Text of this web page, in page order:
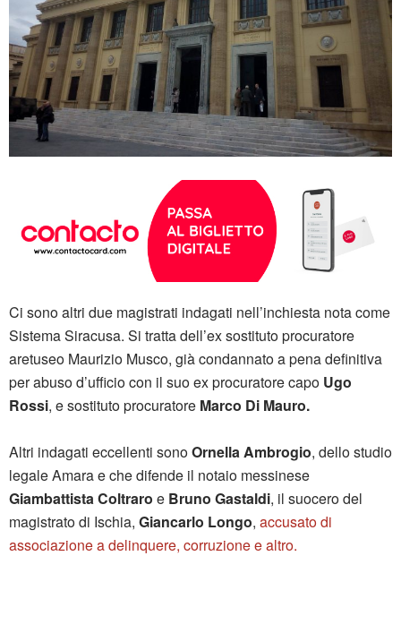
Ci sono altri due magistrati indagati nell’inchiesta nota come
Sistema Siracusa. Si tratta dell’ex sostituto procuratore
aretuseo Maurizio Musco, già condannato a pena definitiva
per abuso d’ufficio con il suo ex procuratore capo Ugo
Rossi, e sostituto procuratore Marco Di Mauro.
Altri indagati eccellenti sonoOrnella Ambrogio, dello studio
legale Amara e che difende il notaio messinese
Giambattista Coltraro e Bruno Gastaldi, il suocero del
magistrato di Ischia, Giancarlo Longo, accusato di
associazione a delinquere, corruzione e altro.